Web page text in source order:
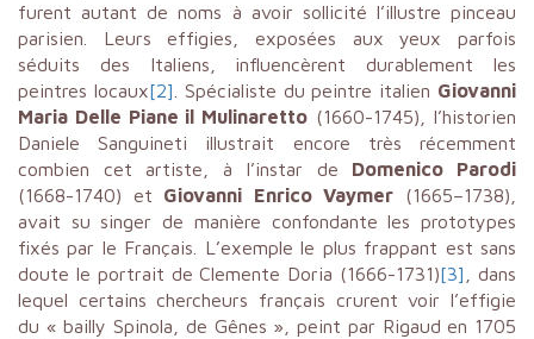
furent autant de noms à avoir sollicité l’illustre pinceau
parisien. Leurs effigies, exposées aux yeux parfois
séduits des Italiens, influencèrent durablement les
peintres locaux[2] . Spécialiste du peintre italien Giovanni
Maria Delle Piane il Mulinaretto (1660-1745), l’historien
Daniele Sanguineti illustrait encore très récemment
combien cet artiste, à l’instar de Domenico Parodi
(1668-1740) et Giovanni Enrico Vaymer(1665–1738),
avait su singer de manière confondante les prototypes
fixés par le Français. L’exemple le plus frappant est sans
doute le portrait de Clemente Doria (1666-1731)[3]
, dans
lequel certains chercheurs français crurent voir l’effigie
du « bailly Spinola, de Gênes », peint par Rigaud en 1705